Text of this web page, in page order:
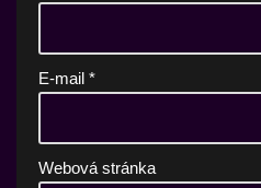
E-mail *
Webová stránka